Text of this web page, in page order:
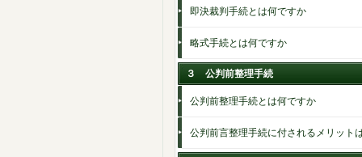
即決裁判手続とは何ですか
略式手続とは何ですか
３ 公判前整理手続
公判前整理手続とは何ですか
公判前言整理手続に付されるメリット